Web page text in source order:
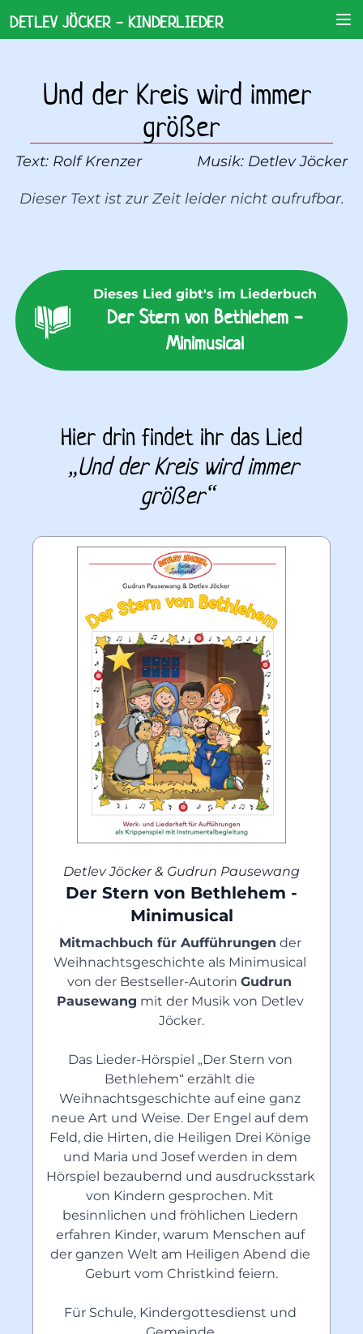
DETLEV JÖCKER - KINDERLIEDER
Und der Kreis wird immer
größer
Text: Rolf Krenzer Musik: Detlev Jöcker
Dieser Text ist zur Zeit leider nicht aufrufbar.
Dieses Lied gibt's im Liederbuch
Der Stern von Bethlehem -
Minimusical
Hier drin findet ihr das Lied
„Und der Kreis wird immer
größer“
Detlev Jöcker & Gudrun Pausewang
Der Stern von Bethlehem -
Minimusical
Mitmachbuch für Aufführungen der
Weihnachtsgeschichte als Minimusical
von der Bestseller-Autorin Gudrun
Pausewang mit der Musik von Detlev
Jöcker.
Das Lieder-Hörspiel „Der Stern von
Bethlehem“ erzählt die
Weihnachtsgeschichte auf eine ganz
neue Art und Weise. Der Engel auf dem
Feld, die Hirten, die Heiligen Drei Könige
und Maria und Josef werden in dem
Hörspiel bezaubernd und ausdrucksstark
von Kindern gesprochen. Mit
besinnlichen und fröhlichen Liedern
erfahren Kinder, warum Menschen auf
der ganzen Welt am Heiligen Abend die
Geburt vom Christkind feiern.
Für Schule, Kindergottesdienst und